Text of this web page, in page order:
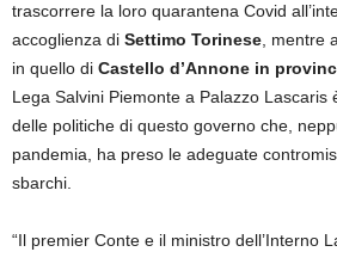
trascorrere la loro quarantena Covid
accoglienza di Settimo Torinese, mentre
in quello di Castello d’Annone in
Lega Salvini Piemonte a Palazzo Lascaris
delle politiche di questo governo che,
pandemia, ha preso le adeguate
sbarchi.
“Il premier Conte e il ministro dell’Interno